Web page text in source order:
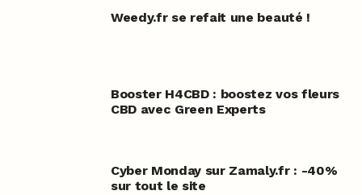
Weedy.fr se refait une beauté !
Booster H4CBD : boostez vos fleurs
CBD avec Green Experts
Cyber Monday sur Zamaly.fr : -40%
sur tout le site